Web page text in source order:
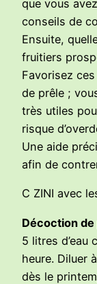
que vous
conseils de
Ensuite,
fruitiers
Favorisez
de prêle ;
très utiles
risque
Une aide
afin de
C ZINI avec
Décoction de
5 litres d’eau
heure. Diluer
dès le